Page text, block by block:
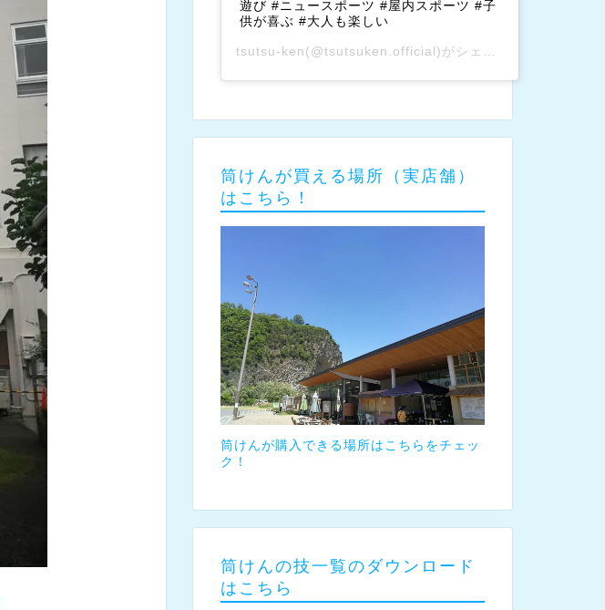
遊び #ニュースポーツ #屋内スポーツ #子
供が喜ぶ #大人も楽しい
tsutsu-ken(@tsutsuken.official)がシェアした投稿 –
筒けんが買える場所（実店舗）
はこちら！
筒けんが購入できる場所はこちらをチェッ
ク！
筒けんの技一覧のダウンロード
はこちら